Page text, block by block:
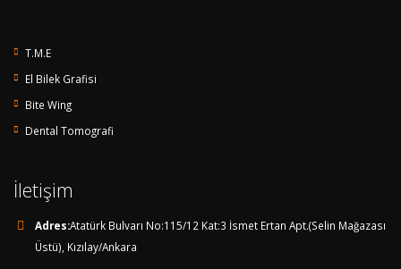
T.M.E
El Bilek Grafisi
Bite Wing
Dental Tomografi
İletişim
Adres:Atatürk Bulvarı No:115/12 Kat:3 İsmet Ertan Apt.(Selin Mağazası
Üstü), Kızılay/Ankara